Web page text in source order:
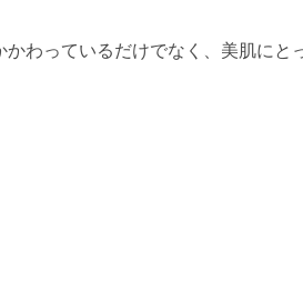
わっているだけでなく、美肌にと